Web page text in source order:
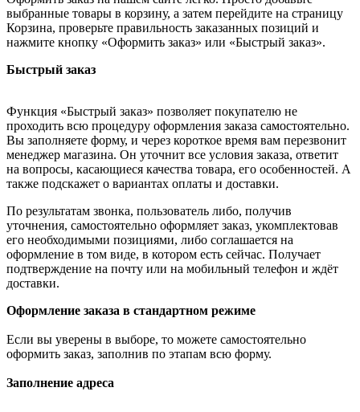
выбранные товары в корзину, а затем перейдите на страницу
Корзина, проверьте правильность заказанных позиций и
нажмите кнопку «Оформить заказ» или «Быстрый заказ».
Быстрый заказ
Функция «Быстрый заказ» позволяет покупателю не
проходить всю процедуру оформления заказа самостоятельно.
Вы заполняете форму, и через короткое время вам перезвонит
менеджер магазина. Он уточнит все условия заказа, ответит
на вопросы, касающиеся качества товара, его особенностей. А
также подскажет о вариантах оплаты и доставки.
По результатам звонка, пользователь либо, получив
уточнения, самостоятельно оформляет заказ, укомплектовав
его необходимыми позициями, либо соглашается на
оформление в том виде, в котором есть сейчас. Получает
подтверждение на почту или на мобильный телефон и ждёт
доставки.
Оформление заказа в стандартном режиме
Если вы уверены в выборе, то можете самостоятельно
оформить заказ, заполнив по этапам всю форму.
Заполнение адреса